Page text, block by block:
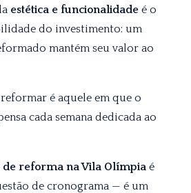
estética e funcionalidade é o
do investimento: um
mantém seu valor ao
é aquele em que o
cada semana dedicada ao
de reforma na Vila Olímpia é
de cronograma — é um